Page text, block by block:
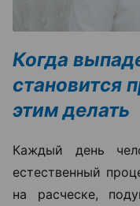
Когда
становится
этим делать
Каждый день
естественный
на расческе,